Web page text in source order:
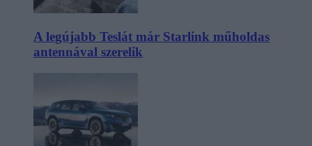
A legújabb Teslát már Starlink műholdas
antennával szerelik